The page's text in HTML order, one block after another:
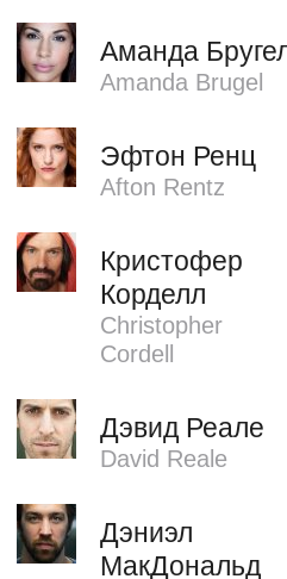
Аманда
Amanda Brugel
Эфтон Ренц
Afton Rentz
Кристофер
Корделл
Christopher
Cordell
Дэвид Реале
David Reale
Дэниэл
МакДональд